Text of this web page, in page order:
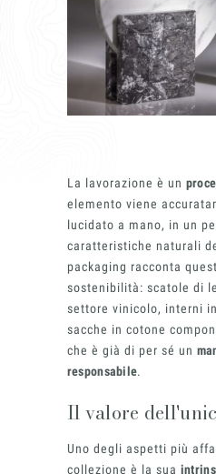
La lavorazione è un
elemento viene
lucidato a mano, in un
caratteristiche naturali
packaging racconta
sostenibilità: scatole di
settore vinicolo, interni
sacche in cotone
che è già di per sé un
responsabile.
Il valore
Uno degli aspetti più
collezione è la sua
Insieme per
Richiedi l'Architect's
progettazione
Voglio ricevere il
Vorrei un
Nome
Cognome
Telefono